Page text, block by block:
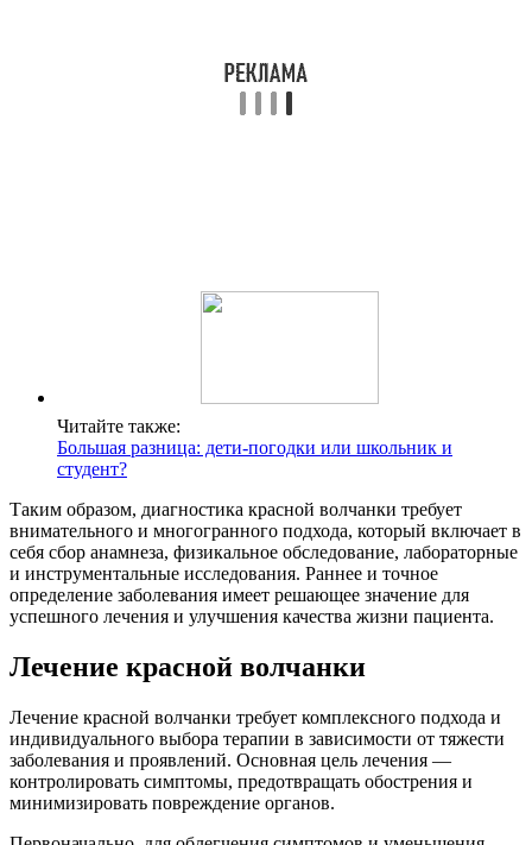
Читайте также:
Большая разница: дети-погодки или школьник и
студент?
Таким образом, диагностика красной волчанки требует
внимательного и многогранного подхода, который включает в
себя сбор анамнеза, физикальное обследование, лабораторные
и инструментальные исследования. Раннее и точное
определение заболевания имеет решающее значение для
успешного лечения и улучшения качества жизни пациента.
Лечение красной волчанки
Лечение красной волчанки требует комплексного подхода и
индивидуального выбора терапии в зависимости от тяжести
заболевания и проявлений. Основная цель лечения —
контролировать симптомы, предотвращать обострения и
минимизировать повреждение органов.